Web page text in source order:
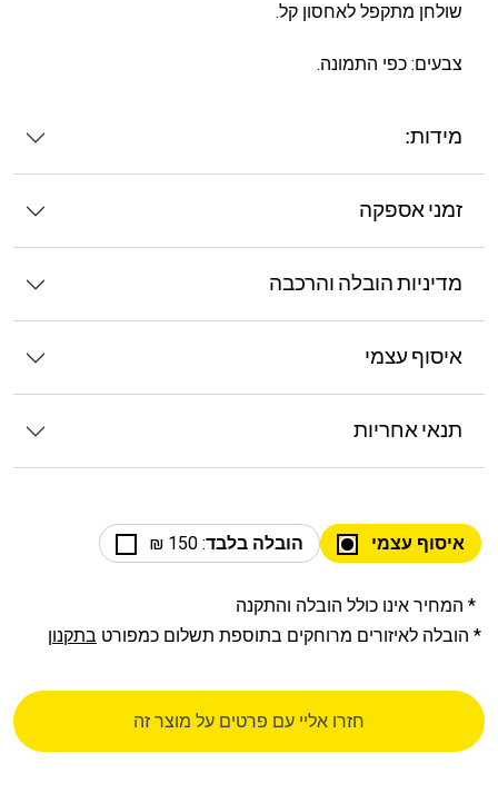
שולחן מתקפל לאחסון קל.
צבעים: כפי התמונה.
מידות:
זמני אספקה
מדיניות הובלה והרכבה
איסוף עצמי
תנאי אחריות
איסוף עצמי הובלה בלבד: 150 ₪
* המחיר אינו כולל הובלה והתקנה
* הובלה לאיזורים מרוחקים בתוספת תשלום כמפורט בתקנון
חזרו אליי עם פרטים על מוצר זה